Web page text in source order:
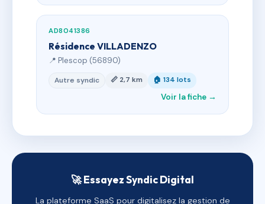
AD8041386
Résidence VILLADENZO
📍 Plescop (56890)
Autre syndic 📏 2,7 km 🏠 134 lots
Voir la fiche →
🚀 Essayez Syndic Digital
La plateforme SaaS pour digitalisez la gestion de